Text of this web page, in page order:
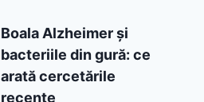
Boala Alzheimer și
bacteriile din gură: ce
arată cercetările
recente